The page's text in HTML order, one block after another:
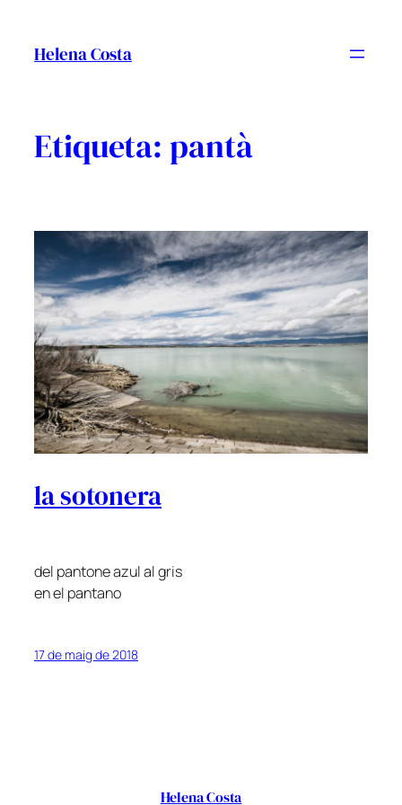
contingut
Helena Costa
Etiqueta: pantà
la sotonera
del pantone azul al gris
en el pantano
17 de maig de 2018
Helena Costa